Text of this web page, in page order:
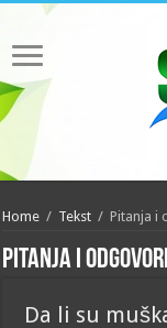
Home / Tekst / Pitanja i
Pitanja i odgovori
Da li su